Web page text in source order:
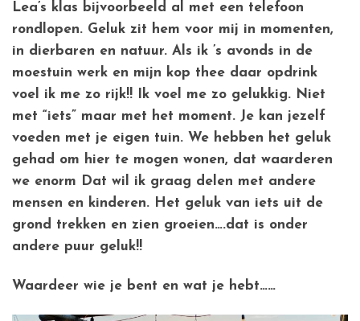
Lea’s klas bijvoorbeeld al met een telefoon
rondlopen. Geluk zit hem voor mij in momenten,
in dierbaren en natuur. Als ik ’s avonds in de
moestuin werk en mijn kop thee daar opdrink
voel ik me zo rijk!! Ik voel me zo gelukkig. Niet
met “iets” maar met het moment. Je kan jezelf
voeden met je eigen tuin. We hebben het geluk
gehad om hier te mogen wonen, dat waarderen
we enorm Dat wil ik graag delen met andere
mensen en kinderen. Het geluk van iets uit de
grond trekken en zien groeien….dat is onder
andere puur geluk!!
Waardeer wie je bent en wat je hebt……